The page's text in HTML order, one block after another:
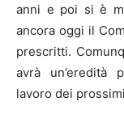
anni e poi si è
ancora oggi il
prescritti.
avrà un’eredità
lavoro dei